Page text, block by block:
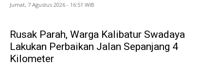
Jumat, 7 Agustus 2026 - 16:51 WIB
Rusak Parah, Warga Kalibatur Swadaya
Lakukan Perbaikan Jalan Sepanjang 4
Kilometer